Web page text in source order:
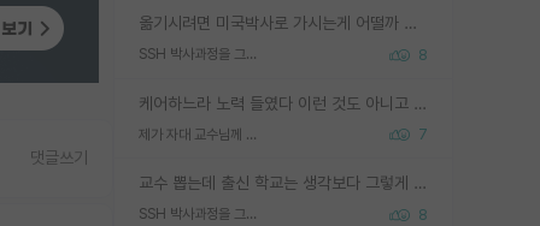
옮기시려면 미국박사로 가시는게 어떨까 싶네요. 교수가 꿈이면 미국박사 하고 미국교수 까지 같이 노리시는게 기회가 많지 않을까요?
SSH 박사과정을 그만두고 지방대 박사로 옮기면 교수의 꿈은 끝일까요? 8
케어하느라 노력 들였다 이런 것도 아니고 뭔 기술을 들고 튀어요... 학부생한테 알려준 걸 '기술 들고 튄다' 정도로 표현할 정도의 집단이면 얼마나 그 연구의 깊이가 얕은건가요?
제가 자대 교수님께 무례하게 행동한 걸까요? 7
교수 뽑는데 출신 학교는 생각보다 그렇게 안 봄. 앞으로는 더 안 보게 될거임. 박사는 어디서 진행해도 됨. 단, 제대로 쌓고 좋은 실적 만들 수 있다면. 그런데 지방대는 그럴 가능성이 지극히 낮음. 나만 열심히 잘 하면 된다? 인간은 주변 환경에 지배되는 나약한 존재임. 주변의 지방대 대학원생과 섞이고 지방 특유의 여유로움 또는 나쁘게 얘기해서 나태함에 젖어 살다보면 교수의 꿈 자체를 잊어버리게 될 가능성도 있음. 주변 환경이 70~80%임.
SSH 박사과정을 그만두고 지방대 박사로 옮기면 교수의 꿈은 끝일까요? 8
댓글쓰기